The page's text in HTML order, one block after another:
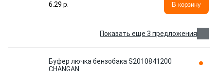
6.29 p.
В корзину
Показать еще 3 предложения
Буфер лючка бензобака S2010841200
CHANGAN